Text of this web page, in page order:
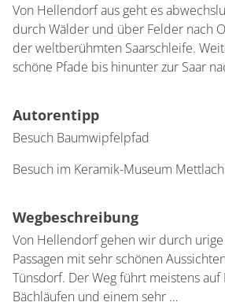
Von Hellendorf aus geht es
durch Wälder und über Felder nach
der weltberühmten Saarschleife.
schöne Pfade bis hinunter zur Saar
Autorentipp
Besuch Baumwipfelpfad
Besuch im Keramik-Museum Mettlach
Wegbeschreibung
Von Hellendorf gehen wir durch
Passagen mit sehr schönen
Tünsdorf. Der Weg führt meistens auf
Bächläufen und einem sehr …